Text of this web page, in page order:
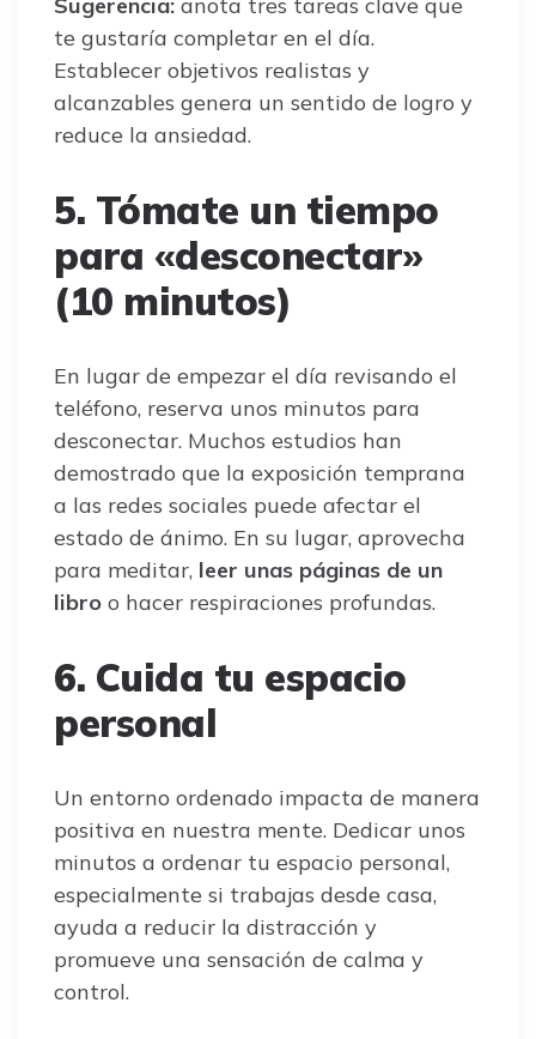
te gustaría completar en el día.
Establecer objetivos realistas y
alcanzables genera un sentido de logro y
reduce la ansiedad.
5. Tómate un tiempo
para «desconectar»
(10 minutos)
En lugar de empezar el día revisando el
teléfono, reserva unos minutos para
desconectar. Muchos estudios han
demostrado que la exposición temprana
a las redes sociales puede afectar el
estado de ánimo. En su lugar, aprovecha
para meditar, leer unas páginas de un
libro o hacer respiraciones profundas.
6. Cuida tu espacio
personal
Un entorno ordenado impacta de manera
positiva en nuestra mente. Dedicar unos
minutos a ordenar tu espacio personal,
especialmente si trabajas desde casa,
ayuda a reducir la distracción y
promueve una sensación de calma y
control.